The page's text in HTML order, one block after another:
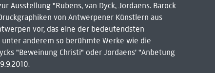
Ausstellung "Rubens, van Dyck, Jordaens. Barock
von Antwerpener Künstlern aus
vor, das eine der bedeutendsten
anderem so berühmte Werke wie die
"Beweinung Christi" oder Jordaens' "Anbetung